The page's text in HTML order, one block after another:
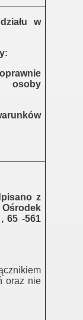
w
osoby
z
65 -561
oraz nie